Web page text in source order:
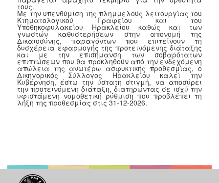
ΑΝΘΕΚΤΙΚΗ
ΠΟΛΗ
τους.
Με την υπενθύμιση της πλημμελούς λειτουργίας του
Κτηματολογικού Γραφείου και του
Υποθηκοφυλακείου Ηρακλείου καθώς και των
γνωστών καθυστερήσεων στην απονομή της
Δικαιοσύνης, παραγόντων που επιτείνουν τη
δυσχέρεια εφαρμογής της προτεινόμενης διάταξης
και με την επισήμανση των σοβαρότατων
επιπτώσεων που θα προκληθούν από την ενδεχόμενη
απώλεια της ανωτέρω ασφυκτικής προθεσμίας, ο
Δικηγορικός Σύλλογος Ηρακλείου καλεί την
Κυβέρνηση, έστω την ύστατη στιγμή, να αποσύρει
την προτεινόμενη διάταξη, διατηρώντας σε ισχύ την
υφιστάμενη νομοθετική ρύθμιση που προβλέπει τη
λήξη της προθεσμίας στις 31-12-2026.